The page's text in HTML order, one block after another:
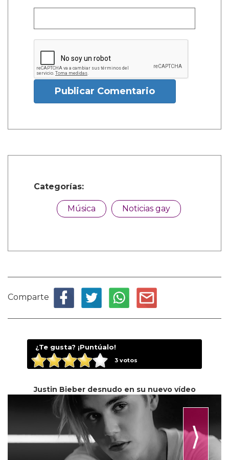
Publicar Comentario
Categorías:
Música Noticias gay
Comparte
¿Te gusta? ¡Puntúalo!
3votos
Justin Bieber desnudo en su nuevo vídeo
⟩